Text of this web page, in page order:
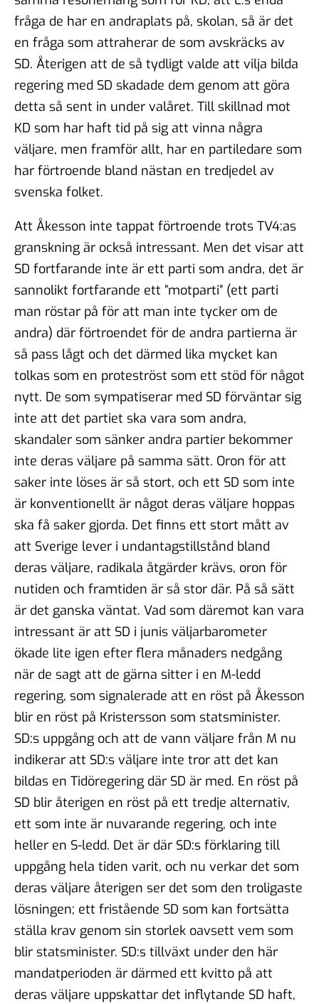
fråga de har en andraplats på, skolan, så är det
en fråga som attraherar de som avskräcks av
SD. Återigen att de så tydligt valde att vilja bilda
regering med SD skadade dem genom att göra
detta så sent in under valåret. Till skillnad mot
KD som har haft tid på sig att vinna några
väljare, men framför allt, har en partiledare som
har förtroende bland nästan en tredjedel av
svenska folket.
Att Åkesson inte tappat förtroende trots TV4:as
granskning är också intressant. Men det visar att
SD fortfarande inte är ett parti som andra, det är
sannolikt fortfarande ett ”motparti” (ett parti
man röstar på för att man inte tycker om de
andra) där förtroendet för de andra partierna är
så pass lågt och det därmed lika mycket kan
tolkas som en proteströst som ett stöd för något
nytt. De som sympatiserar med SD förväntar sig
inte att det partiet ska vara som andra,
skandaler som sänker andra partier bekommer
inte deras väljare på samma sätt. Oron för att
saker inte löses är så stort, och ett SD som inte
är konventionellt är något deras väljare hoppas
ska få saker gjorda. Det finns ett stort mått av
att Sverige lever i undantagstillstånd bland
deras väljare, radikala åtgärder krävs, oron för
nutiden och framtiden är så stor där. På så sätt
är det ganska väntat. Vad som däremot kan vara
intressant är att SD i junis väljarbarometer
ökade lite igen efter flera månaders nedgång
när de sagt att de gärna sitter i en M-ledd
regering, som signalerade att en röst på Åkesson
blir en röst på Kristersson som statsminister.
SD:s uppgång och att de vann väljare från M nu
indikerar att SD:s väljare inte tror att det kan
bildas en Tidöregering där SD är med. En röst på
SD blir återigen en röst på ett tredje alternativ,
ett som inte är nuvarande regering, och inte
heller en S-ledd. Det är där SD:s förklaring till
uppgång hela tiden varit, och nu verkar det som
deras väljare återigen ser det som den troligaste
lösningen; ett fristående SD som kan fortsätta
ställa krav genom sin storlek oavsett vem som
blir statsminister. SD:s tillväxt under den här
mandatperioden är därmed ett kvitto på att
deras väljare uppskattar det inflytande SD haft,